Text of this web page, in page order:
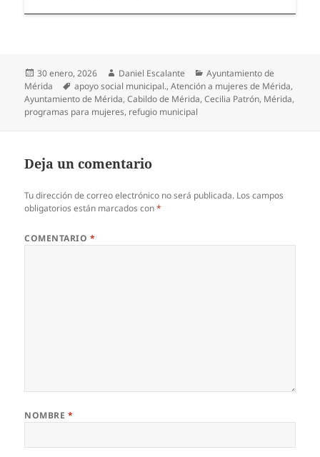
Publicado
el
30 enero, 2026 Autor
Daniel Escalante Categorías
Ayuntamiento de
Mérida
Etiquetas
apoyo social municipal.,Atención a mujeres de Mérida,
Ayuntamiento de Mérida,Cabildo de Mérida,Cecilia Patrón, Mérida,
programas para mujeres, refugio municipal
Deja un comentario
Tu dirección de correo electrónico no será publicada. Los campos
obligatorios están marcados con*
COMENTARIO *
NOMBRE *